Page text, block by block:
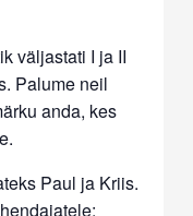
väljastati I ja II
Palume neil
anda, kes
Paul ja Kriis.